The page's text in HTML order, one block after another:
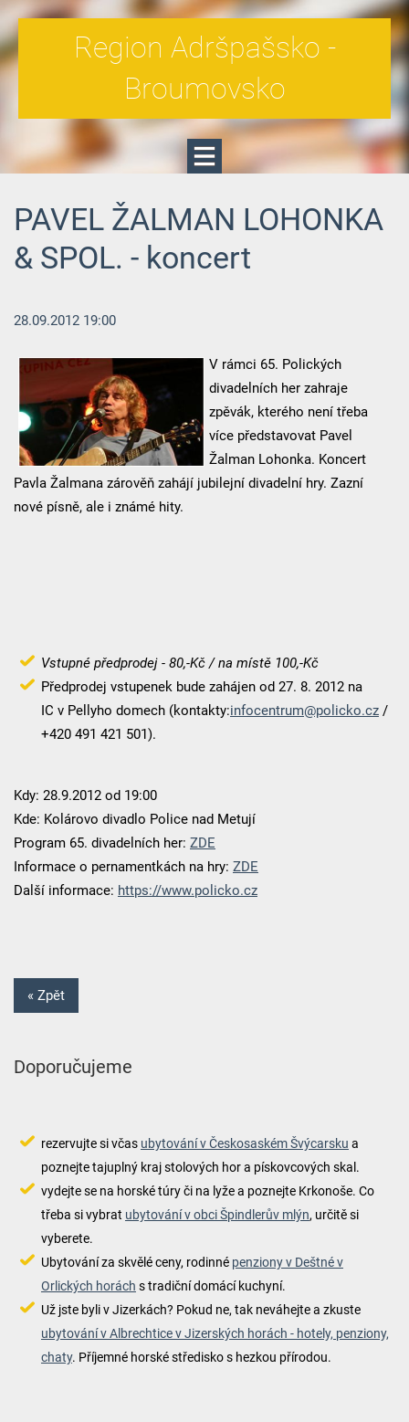
Region Adršpašsko -
Broumovsko
PAVEL ŽALMAN LOHONKA
& SPOL. - koncert
28.09.2012 19:00
V rámci 65. Polických
divadelních her zahraje
zpěvák, kterého není třeba
více představovat Pavel
Žalman Lohonka. Koncert
Pavla Žalmana zárověň zahájí jubilejní divadelní hry. Zazní
nové písně, ale i známé hity.
Vstupné předprodej - 80,-Kč / na místě 100,-Kč
Předprodej vstupenek bude zahájen od 27. 8. 2012 na
IC v Pellyho domech (kontakty:infocentrum@policko.cz/
+420 491 421 501).
Kdy: 28.9.2012 od 19:00
Kde: Kolárovo divadlo Police nad Metují
Program 65. divadelních her: ZDE
Informace o pernamentkách na hry: ZDE
Další informace: https://www.policko.cz
« Zpět
Doporučujeme
rezervujte si včas ubytování v Českosaském Švýcarsku a
poznejte tajuplný kraj stolových hor a pískovcových skal.
vydejte se na horské túry či na lyže a poznejte Krkonoše. Co
třeba si vybrat ubytování v obci Špindlerův mlýn, určitě si
vyberete.
Ubytování za skvělé ceny, rodinné penziony v Deštné v
Orlických horách s tradiční domácí kuchyní.
Už jste byli v Jizerkách? Pokud ne, tak neváhejte a zkuste
ubytování v Albrechtice v Jizerských horách - hotely, penziony,
chaty. Příjemné horské středisko s hezkou přírodou.